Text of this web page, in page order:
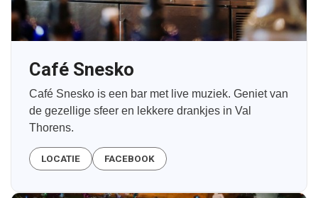
Café Snesko
Café Snesko is een bar met live muziek. Geniet van
de gezellige sfeer en lekkere drankjes in Val
Thorens.
LOCATIE FACEBOOK